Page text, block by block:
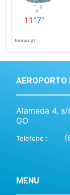
AEROPORTO
Alameda 4,
GO
Telefone :
MENU